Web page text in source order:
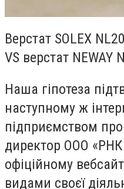
Верстат SOLEX
VS верстат NEWAY
Наша гіпотеза
наступному ж
підприємством
директор ООО
офіційному
видами своєї